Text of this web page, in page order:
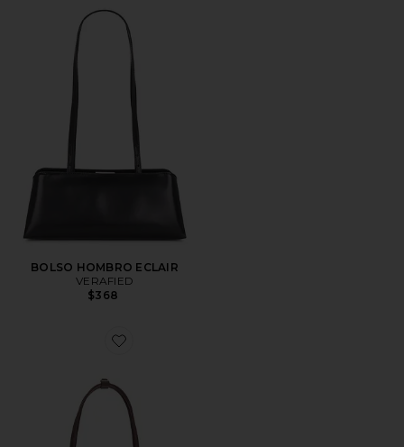
BOLSO HOMBRO ECLAIR
VERAFIED
$368
Favorite BOLSO CHRYSTIE